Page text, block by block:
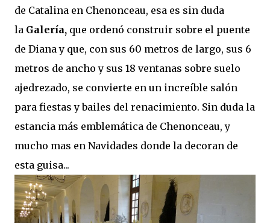
de Catalina en Chenonceau, esa es sin duda
la Galería, que ordenó construir sobre el puente
de Diana y que, con sus 60 metros de largo, sus 6
metros de ancho y sus 18 ventanas sobre suelo
ajedrezado, se convierte en un increíble salón
para fiestas y bailes del renacimiento. Sin duda la
estancia más emblemática de Chenonceau, y
mucho mas en Navidades donde la decoran de
esta guisa...